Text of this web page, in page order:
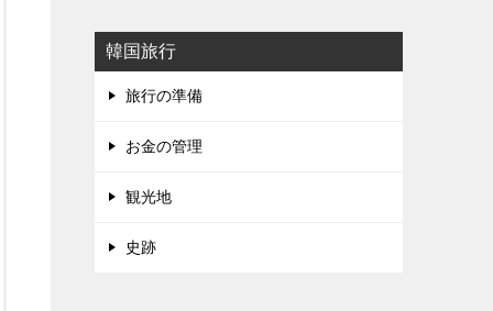
韓国旅行
旅行の準備
お金の管理
観光地
史跡